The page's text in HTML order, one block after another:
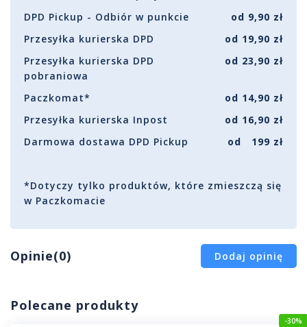
DPD Pickup - Odbiór w punkcie
od 9,90 zł
Przesyłka kurierska DPD
od 19,90 zł
Przesyłka kurierska DPD
pobraniowa
od 23,90 zł
Paczkomat*
od 14,90 zł
Przesyłka kurierska Inpost
od 16,90 zł
Darmowa dostawa DPD Pickup
od 199 zł
*Dotyczy tylko produktów, które zmieszczą się
w Paczkomacie
Opinie(0) Dodaj opinię
Polecane produkty
-30%